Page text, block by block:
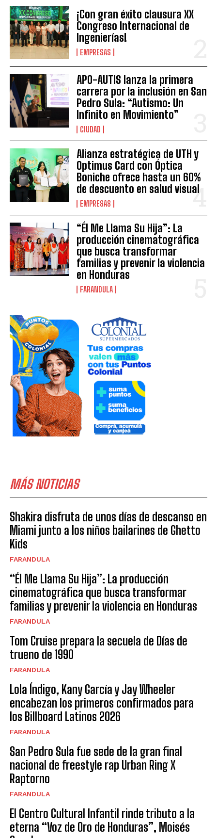
¡Con gran éxito clausura XX
Congreso Internacional de
Ingenierías!
EMPRESAS
APO-AUTIS lanza la primera
carrera por la inclusión en San
Pedro Sula: “Autismo: Un
Infinito en Movimiento”
CIUDAD
Alianza estratégica de UTH y
Optimus Card con Óptica
Boniche ofrece hasta un 60%
de descuento en salud visual
EMPRESAS
“Él Me Llama Su Hija”: La
producción cinematográfica
que busca transformar
familias y prevenir la violencia
en Honduras
FARANDULA
MÁS NOTICIAS
Shakira disfruta de unos días de descanso en
Miami junto a los niños bailarines de Ghetto
Kids
FARANDULA
“Él Me Llama Su Hija”: La producción
cinematográfica que busca transformar
familias y prevenir la violencia en Honduras
FARANDULA
Tom Cruise prepara la secuela de Días de
trueno de 1990
FARANDULA
Lola Índigo, Kany García y Jay Wheeler
encabezan los primeros confirmados para
los Billboard Latinos 2026
FARANDULA
San Pedro Sula fue sede de la gran final
nacional de freestyle rap Urban Ring X
Raptorno
FARANDULA
El Centro Cultural Infantil rinde tributo a la
eterna “Voz de Oro de Honduras”, Moisés